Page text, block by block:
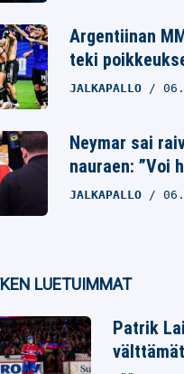
Argentiinan
teki
JALKAPALLO
Neymar sai
nauraen: ”Voi
JALKAPALLO
LUETUIMMAT
Patrik